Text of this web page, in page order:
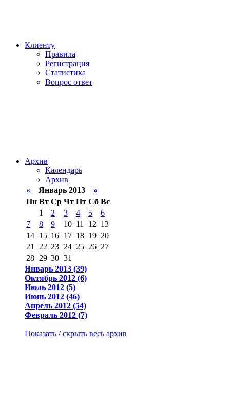
Клиенту
Правила
Регистрация
Статистика
Вопрос ответ
Архив
Календарь
Архив
« Январь 2013 »
Пн Вт Ср Чт Пт Сб Вс
1
2 3 4 5
6
7
8 9 10 11 12 13
14 15 16 17 18 19 20
21
22 23 24 25 26 27
28 29 30 31
Январь 2013 (39)
Октябрь 2012 (6)
Июль 2012 (5)
Июнь 2012 (46)
Апрель 2012 (54)
Февраль 2012 (7)
Показать / скрыть весь архив